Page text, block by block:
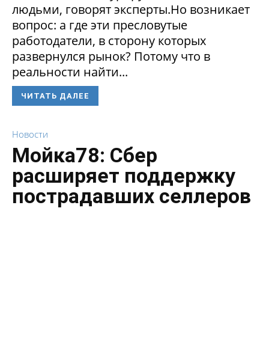
людьми, говорят эксперты.Но возникает
вопрос: а где эти пресловутые
работодатели, в сторону которых
развернулся рынок? Потому что в
реальности найти...
ЧИТАТЬ ДАЛЕЕ
Новости
Мойка78: Сбер
расширяет поддержку
пострадавших селлеров